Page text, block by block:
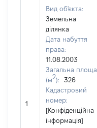
1
Вид об'єкта:
Земельна
ділянка
Дата набуття
права:
11.08.2003
Загальна площа
(м2):
326
Кадастровий
номер:
[Конфіденційна
інформація]